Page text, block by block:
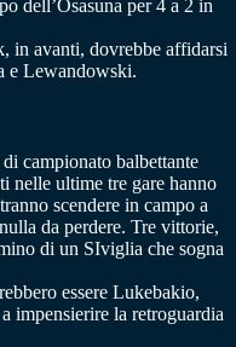
dell’Osasuna per 4 a 2 in
in avanti, dovrebbe affidarsi
e Lewandowski.
campionato balbettante
nelle ultime tre gare hanno
scendere in campo a
da perdere. Tre vittorie,
di un SIviglia che sogna
essere Lukebakio,
impensierire la retroguardia